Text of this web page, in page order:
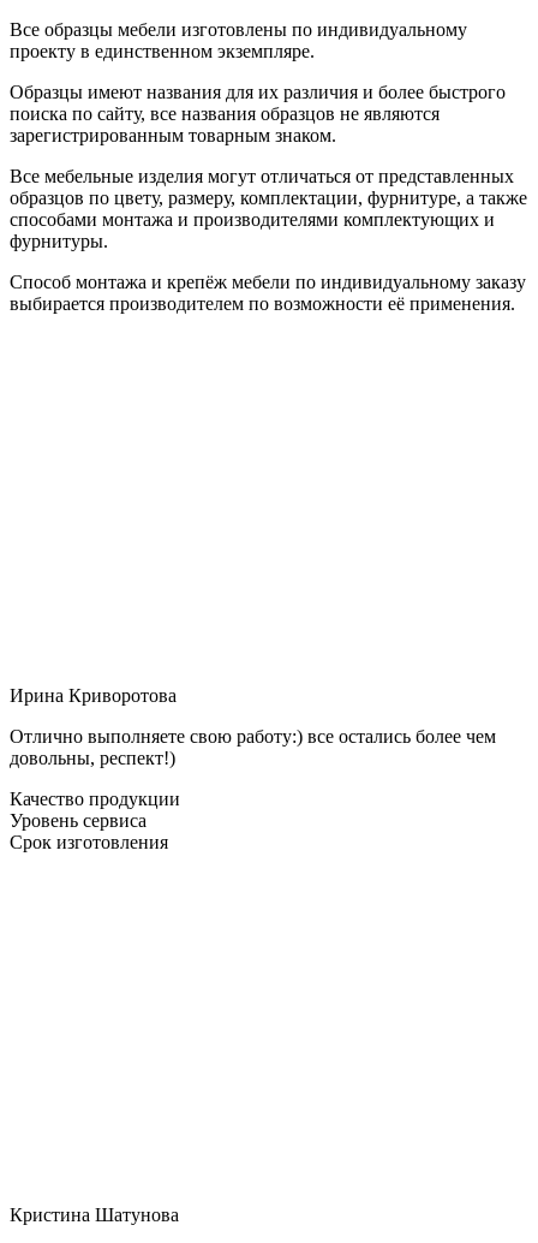
Все образцы мебели изготовлены по индивидуальному
проекту в единственном экземпляре.
Образцы имеют названия для их различия и более быстрого
поиска по сайту, все названия образцов не являются
зарегистрированным товарным знаком.
Все мебельные изделия могут отличаться от представленных
образцов по цвету, размеру, комплектации, фурнитуре, а также
способами монтажа и производителями комплектующих и
фурнитуры.
Способ монтажа и крепёж мебели по индивидуальному заказу
выбирается производителем по возможности её применения.
Ирина Криворотова
Отлично выполняете свою работу:) все остались более чем
довольны, респект!)
Качество продукции
Уровень сервиса
Срок изготовления
Кристина Шатунова